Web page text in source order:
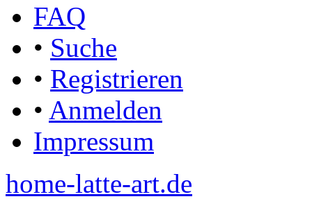
FAQ
• Suche
• Registrieren
• Anmelden
Impressum
home-latte-art.de